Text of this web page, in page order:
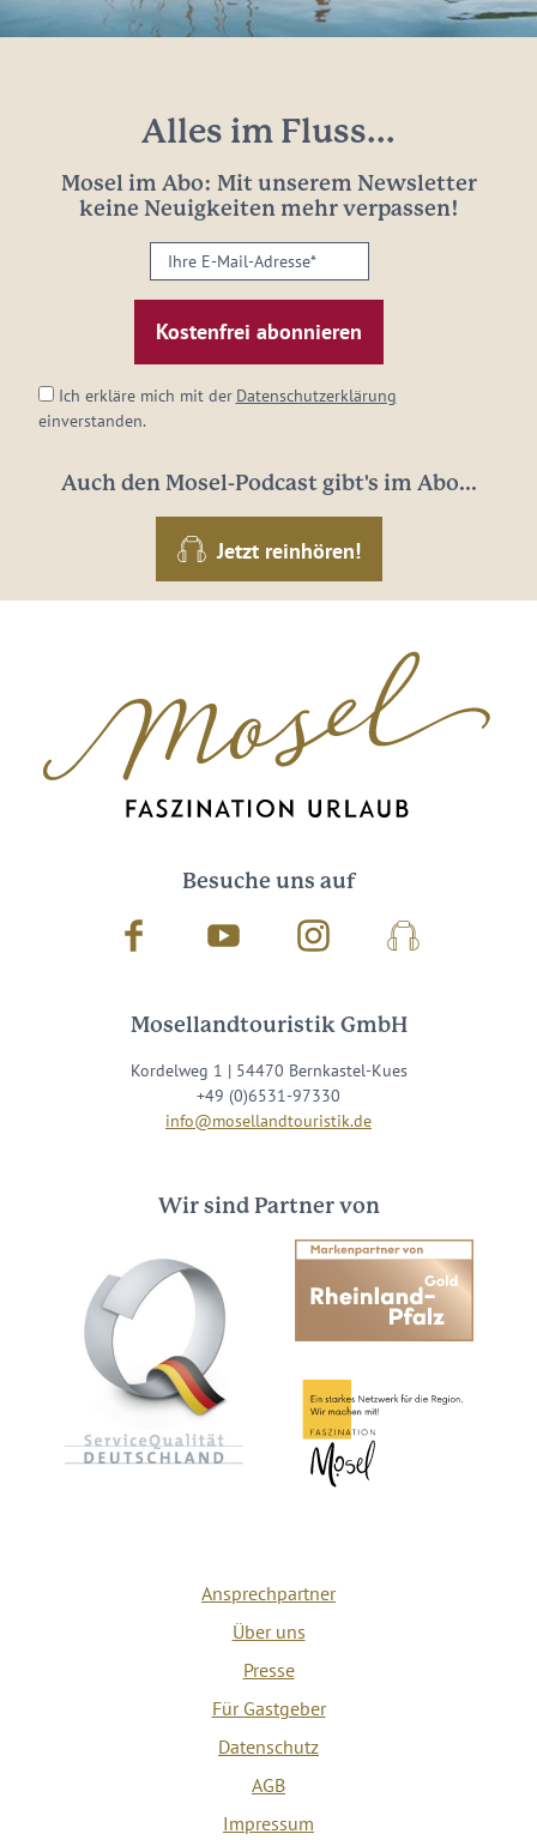
Alles im Fluss...
Mosel im Abo: Mit unserem Newsletter
keine Neuigkeiten mehr verpassen!
Ihre
E-
Mail-
Adresse:
Ich erkläre mich mit der Datenschutzerklärung
einverstanden.
Auch den Mosel-Podcast gibt's im Abo...
Jetzt reinhören!
Besuche uns auf
Facebook Youtube InstagramPodcast
Mosellandtouristik GmbH
Kordelweg 1 | 54470 Bernkastel-Kues
+49 (0)6531-97330
info@mosellandtouristik.de
Wir sind Partner von
Ansprechpartner
Über uns
Presse
Für Gastgeber
Datenschutz
AGB
Impressum